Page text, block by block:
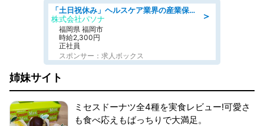
＞
「土日祝休み」ヘルスケア業界の産業保健師/高時給/未経験OK/要資格:保健師、正看護師
株式会社パソナ
福岡県 福岡市
時給2,300円
正社員
スポンサー：求人ボックス
姉妹サイト
ミセスドーナツ全4種を実食レビュー!可愛さ
も食べ応えもばっちりで大満足。